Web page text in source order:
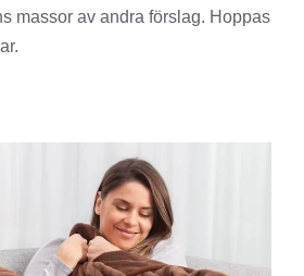
massor av andra förslag. Hoppas